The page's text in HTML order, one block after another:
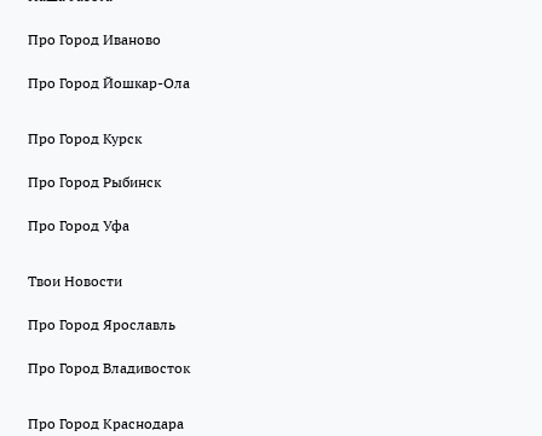
Про Город Иваново
Про Город Йошкар-Ола
Про Город Курск
Про Город Рыбинск
Про Город Уфа
Твои Новости
Про Город Ярославль
Про Город Владивосток
Про Город Краснодара